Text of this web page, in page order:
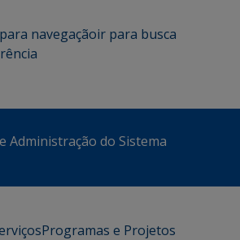
navegaçãoir para busca
Administração do Sistema
Programas e Projetos